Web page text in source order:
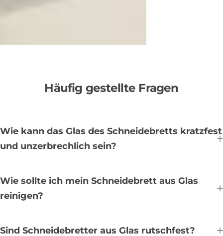
Häufig gestellte Fragen
Wie kann das Glas des Schneidebretts kratzfest
und unzerbrechlich sein?
Wie sollte ich mein Schneidebrett aus Glas
reinigen?
Sind Schneidebretter aus Glas rutschfest?